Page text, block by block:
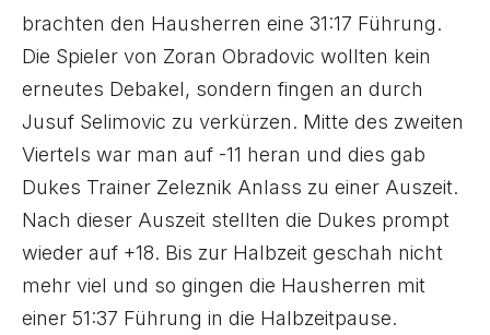
brachten den Hausherren eine 31:17 Führung.
Die Spieler von Zoran Obradovic wollten kein
erneutes Debakel, sondern fingen an durch
Jusuf Selimovic zu verkürzen. Mitte des zweiten
Viertels war man auf -11 heran und dies gab
Dukes Trainer Zeleznik Anlass zu einer Auszeit.
Nach dieser Auszeit stellten die Dukes prompt
wieder auf +18. Bis zur Halbzeit geschah nicht
mehr viel und so gingen die Hausherren mit
einer 51:37 Führung in die Halbzeitpause.